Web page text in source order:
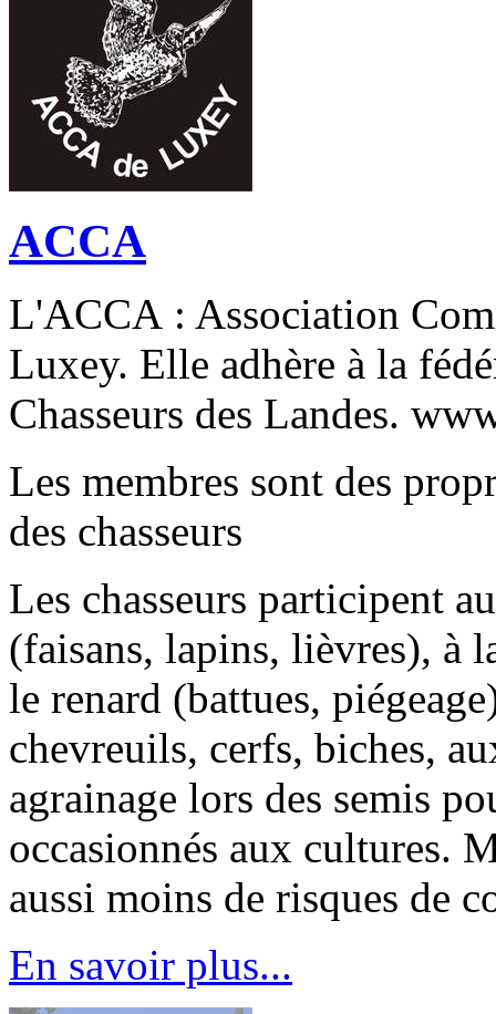
ACCA
L'ACCA : Association
Luxey. Elle adhère à la
Chasseurs des Landes.
Les membres sont des
des chasseurs
Les chasseurs participent
(faisans, lapins, lièvres), à
le renard (battues,
chevreuils, cerfs, biches,
agrainage lors des semis
occasionnés aux cultures.
aussi moins de risques de
En savoir plus...